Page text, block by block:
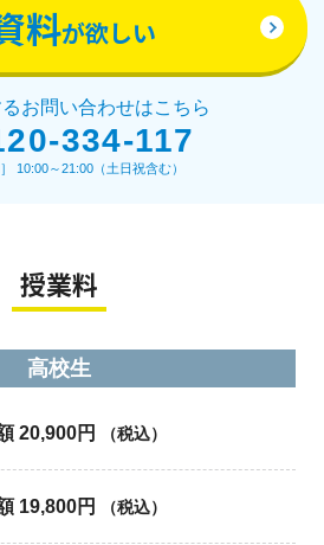
料が欲しい
お問い合わせはこちら
334-117
10:00～21:00（土日祝含む）
授業料
高校生
20,900円 （税込）
19,800円 （税込）